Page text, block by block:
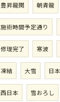
豊昇龍関 朝青龍
施術時間予定通り
修理完了 寒波
凍結 大雪 日
西日本 雪おろし